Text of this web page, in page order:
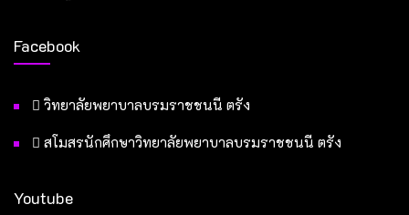
Facebook
วิทยาลัยพยาบาลบรมราชชนนี ตรัง
สโมสรนักศึกษาวิทยาลัยพยาบาลบรมราชชนนี ตรัง
Youtube